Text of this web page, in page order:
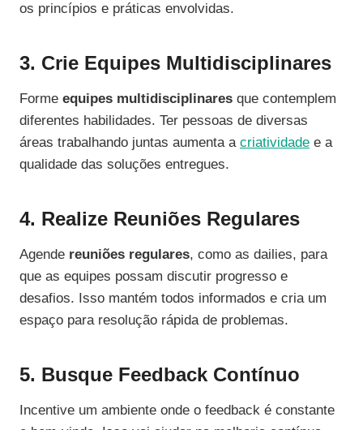
os princípios e práticas envolvidas.
3. Crie Equipes Multidisciplinares
Forme equipes multidisciplinares que contemplem
diferentes habilidades. Ter pessoas de diversas
áreas trabalhando juntas aumenta a criatividade e a
qualidade das soluções entregues.
4. Realize Reuniões Regulares
Agende reuniões regulares, como as dailies, para
que as equipes possam discutir progresso e
desafios. Isso mantém todos informados e cria um
espaço para resolução rápida de problemas.
5. Busque Feedback Contínuo
Incentive um ambiente onde o feedback é constante